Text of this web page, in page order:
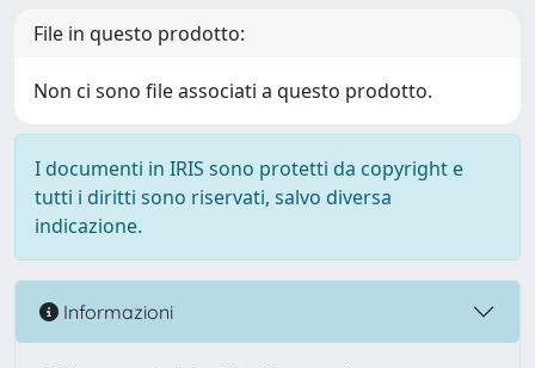
File in questo prodotto:
Non ci sono file associati a questo prodotto.
I documenti in IRIS sono protetti da copyright e
tutti i diritti sono riservati, salvo diversa
indicazione.
Informazioni